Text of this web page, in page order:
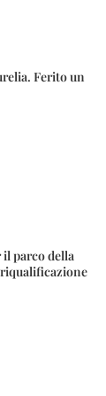
Ferito un
parco della